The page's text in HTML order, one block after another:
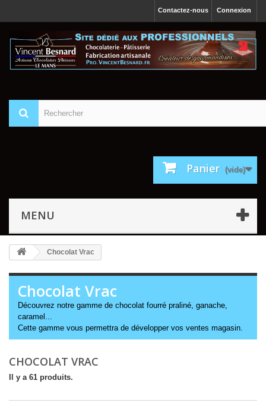
Connexion
Contactez-nous
Panier (vide)
MENU
Chocolat Vrac
Chocolat Vrac
Découvrez notre gamme de chocolat fourré praliné, ganache,
caramel...
Cette gamme vous permettra de développer vos ventes magasin.
CHOCOLAT VRAC
Il y a 61 produits.